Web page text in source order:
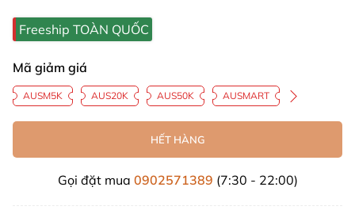
Freeship TOÀN QUỐC
Mã giảm giá
AUSM5K AUS20K AUS50K AUSMART
HẾT HÀNG
Gọi đặt mua 0902571389 (7:30 - 22:00)